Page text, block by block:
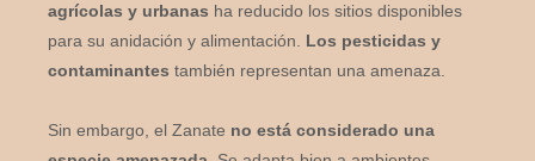
agrícolas y urbanas ha reducido los sitios disponibles
para su anidación y alimentación. Los pesticidas y
contaminantes también representan una amenaza.
Sin embargo, el Zanate no está considerado una